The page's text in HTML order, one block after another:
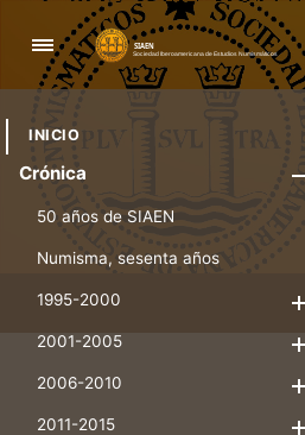
Navegación
INICIO
Crónica
50 años de SIAEN
Numisma, sesenta años
1995-2000
2001-2005
2006-2010
2011-2015